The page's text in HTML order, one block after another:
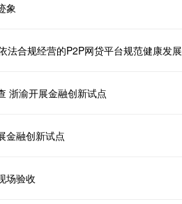
象
法合规经营的P2P网贷平台规范健康发展
浙渝开展金融创新试点
金融创新试点
场验收